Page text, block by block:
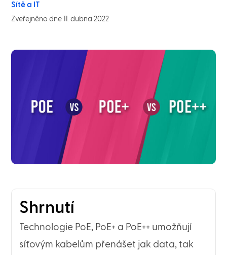
Sítě a IT
Zveřejněno dne 11. dubna 2022
Shrnutí
Technologie PoE, PoE+ a PoE++ umožňují
síťovým kabelům přenášet jak data, tak